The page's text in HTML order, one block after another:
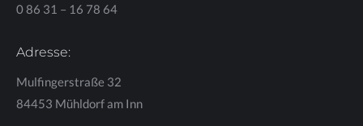
0 86 31 – 16 78 64
Adresse:
Mulfingerstraße 32
84453 Mühldorf am Inn